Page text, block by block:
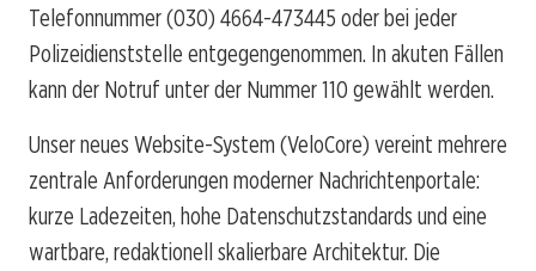
Telefonnummer (030) 4664-473445 oder bei jeder
Polizeidienststelle entgegengenommen. In akuten Fällen
kann der Notruf unter der Nummer 110 gewählt werden.
Unser neues Website-System (VeloCore) vereint mehrere
zentrale Anforderungen moderner Nachrichtenportale:
kurze Ladezeiten, hohe Datenschutzstandards und eine
wartbare, redaktionell skalierbare Architektur. Die